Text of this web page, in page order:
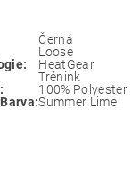
Černá
Loose
HeatGear
Trénink
100% Polyester
Summer Lime